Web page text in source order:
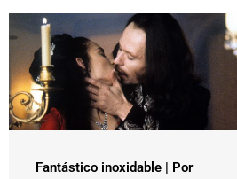
Fantástico inoxidable | Por